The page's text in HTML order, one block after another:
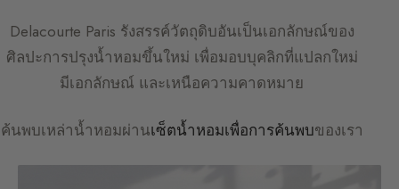
Delacourte Paris รังสรรค์วัตถุดิบอันเป็นเอกลักษณ์ของ
ศิลปะการปรุงน้ำหอมขึ้นใหม่ เพื่อมอบบุคลิกที่แปลกใหม่
มีเอกลักษณ์ และเหนือความคาดหมาย
ค้นพบเหล่าน้ำหอมผ่านเซ็ตน้ำหอมเพื่อการค้นพบของเรา